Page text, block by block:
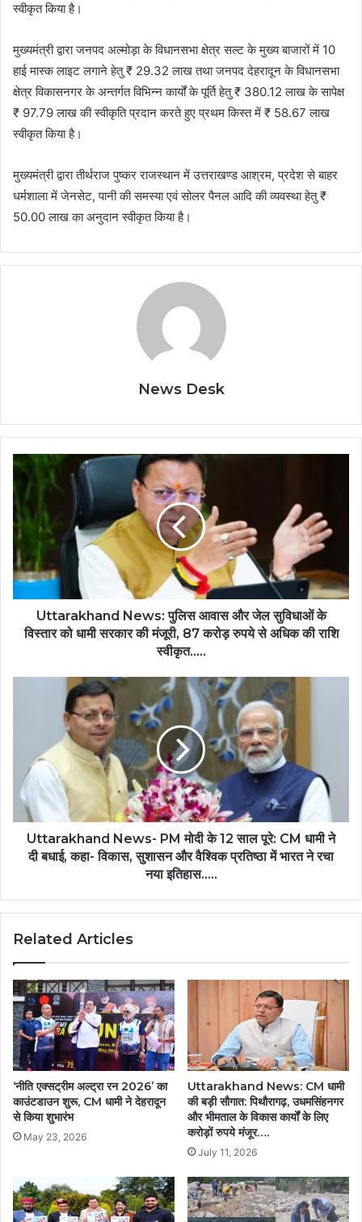
स्वीकृत किया है।
मुख्यमंत्री द्वारा जनपद अल्मोड़ा के विधानसभा क्षेत्र सल्ट के मुख्य बाजारों में 10
हाई मास्क लाइट लगाने हेतु ₹ 29.32 लाख तथा जनपद देहरादून के विधानसभा
क्षेत्र विकासनगर के अन्तर्गत विभिन्न कार्यों के पूर्ति हेतु ₹ 380.12 लाख के सापेक्ष
₹ 97.79 लाख की स्वीकृति प्रदान करते हुए प्रथम किस्त में ₹ 58.67 लाख
स्वीकृत किया है।
मुख्यमंत्री द्वारा तीर्थराज पुष्कर राजस्थान में उत्तराखण्ड आश्रम, प्रदेश से बाहर
धर्मशाला में जेनसेट, पानी की समस्या एवं सोलर पैनल आदि की व्यवस्था हेतु ₹
50.00 लाख का अनुदान स्वीकृत किया है।
News Desk
Uttarakhand News: पुलिस आवास और जेल सुविधाओं के
विस्तार को धामी सरकार की मंजूरी, 87 करोड़ रुपये से अधिक की राशि
स्वीकृत…..
Uttarakhand News- PM मोदी के 12 साल पूरे: CM धामी ने
दी बधाई, कहा- विकास, सुशासन और वैश्विक प्रतिष्ठा में भारत ने रचा
नया इतिहास…..
Related Articles
‘नीति एक्सट्रीम अल्ट्रा रन 2026’ का
काउंटडाउन शुरू, CM धामी ने देहरादून
से किया शुभारंभ
May 23, 2026
Uttarakhand News: CM धामी
की बड़ी सौगात: पिथौरागढ़, उधमसिंहनगर
और भीमताल के विकास कार्यों के लिए
करोड़ों रुपये मंजूर….
July 11, 2026